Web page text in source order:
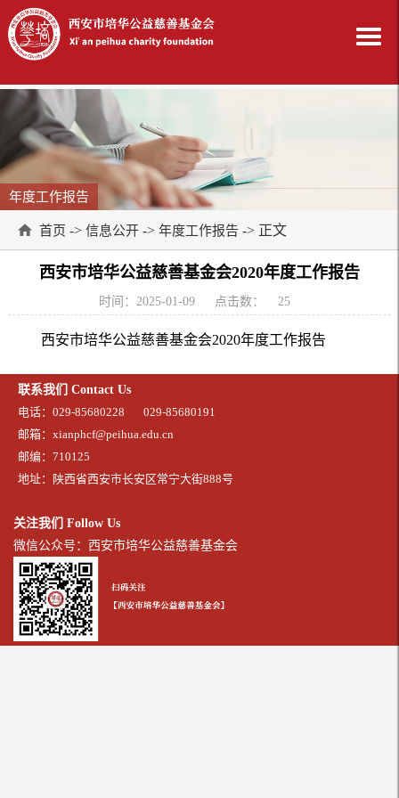
年度工作报告
首页 -> 信息公开 -> 年度工作报告 -> 正文
西安市培华公益慈善基金会2020年度工作报告
时间：2025-01-09 点击数： 25
西安市培华公益慈善基金会2020年度工作报告
联系我们 Contact Us
电话：029-85680228
029-85680191
邮箱：xianphcf@peihua.edu.cn
邮编：710125
地址：陕西省西安市长安区常宁大街888号
关注我们 Follow Us
微信公众号：西安市培华公益慈善基金会